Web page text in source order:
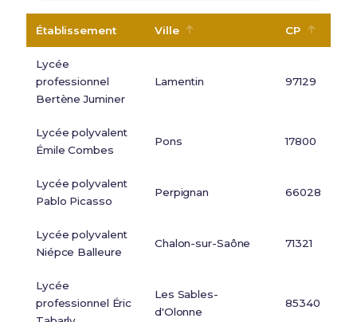
Établissement Ville CP
Lycée
professionnel
Bertène Juminer
Lamentin 97129
Lycée polyvalent
Émile Combes
Pons 17800
Lycée polyvalent
Pablo Picasso
Perpignan 66028
Lycée polyvalent
Niépce Balleure
Chalon-sur-Saône 71321
Lycée
professionnel Éric
Les Sables-
d'Olonne
85340